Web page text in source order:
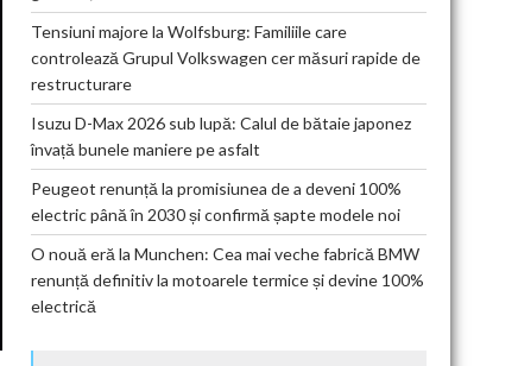
Tensiuni majore la Wolfsburg: Familiile care
controlează Grupul Volkswagen cer măsuri rapide de
restructurare
Isuzu D-Max 2026 sub lupă: Calul de bătaie japonez
învață bunele maniere pe asfalt
Peugeot renunță la promisiunea de a deveni 100%
electric până în 2030 și confirmă șapte modele noi
O nouă eră la Munchen: Cea mai veche fabrică BMW
renunță definitiv la motoarele termice și devine 100%
electrică